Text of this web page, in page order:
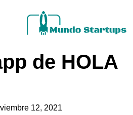
de HOLA
12, 2021